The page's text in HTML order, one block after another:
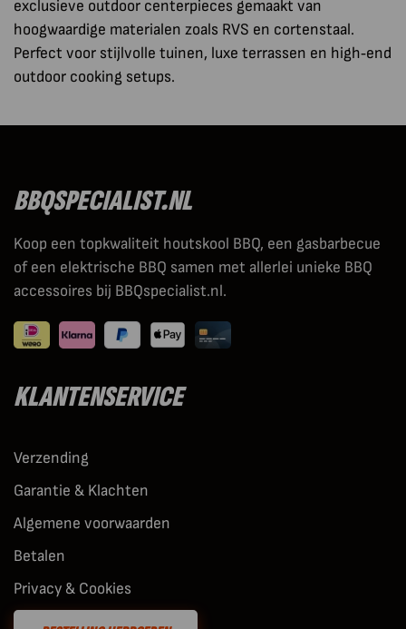
exclusieve outdoor centerpieces gemaakt van
hoogwaardige materialen zoals RVS en cortenstaal.
Perfect voor stijlvolle tuinen, luxe terrassen en high‑end
outdoor cooking setups.
BBQSPECIALIST.NL
Koop een topkwaliteit houtskool BBQ, een gasbarbecue
of een elektrische BBQ samen met allerlei unieke BBQ
accessoires bij BBQspecialist.nl.
KLANTENSERVICE
Verzending
Garantie & Klachten
Algemene voorwaarden
Betalen
Privacy & Cookies